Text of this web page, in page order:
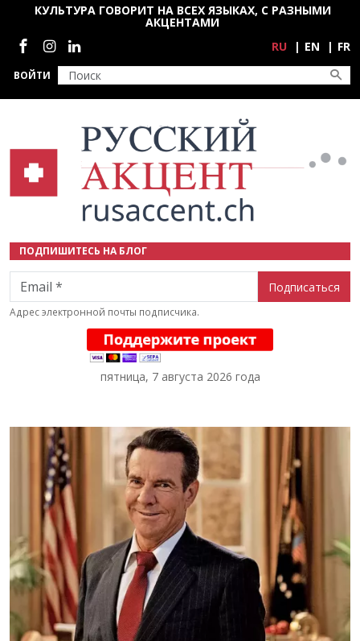
Перейти к основному содержанию
ВОЙТИ
КУЛЬТУРА ГОВОРИТ НА ВСЕХ ЯЗЫКАХ, С РАЗНЫМИ
АКЦЕНТАМИ
Социальные сети
RU EN FR
ПОДПИШИТЕСЬ НА БЛОГ
Email
Адрес электронной почты подписчика.
пятница, 7 августа 2026 года